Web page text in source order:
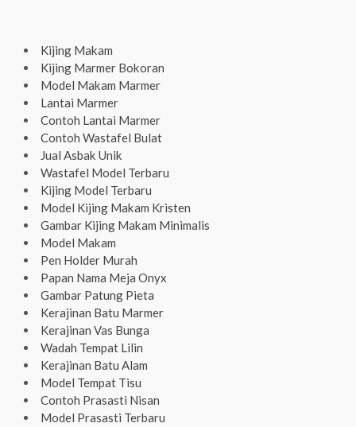
Kijing Makam
Kijing Marmer Bokoran
Model Makam Marmer
Lantai Marmer
Contoh Lantai Marmer
Contoh Wastafel Bulat
Jual Asbak Unik
Wastafel Model Terbaru
Kijing Model Terbaru
Model Kijing Makam Kristen
Gambar Kijing Makam Minimalis
Model Makam
Pen Holder Murah
Papan Nama Meja Onyx
Gambar Patung Pieta
Kerajinan Batu Marmer
Kerajinan Vas Bunga
Wadah Tempat Lilin
Kerajinan Batu Alam
Model Tempat Tisu
Contoh Prasasti Nisan
Model Prasasti Terbaru